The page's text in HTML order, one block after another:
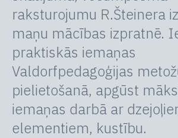
raksturojumu R.Šteinera
maņu mācības izpratnē.
praktiskās iemaņas
Valdorfpedagoģijas
pielietošanā, apgūst
iemaņas darbā ar
elementiem, kustību.